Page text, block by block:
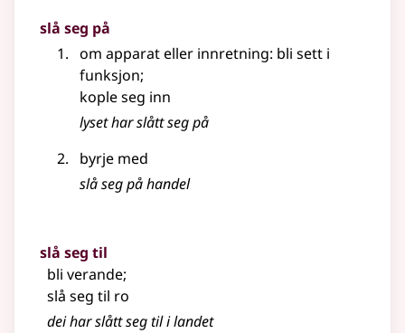
slå seg på
om apparat eller innretning: bli sett i
funksjon;
kople seg inn
lyset har slått seg på
byrje med
slå seg på handel
slå seg til
bli verande;
slå seg til ro
dei har slått seg til i landet